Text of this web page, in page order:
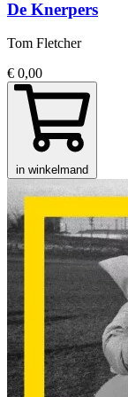
De Knerpers
Tom Fletcher
€ 0,00
in winkelmand